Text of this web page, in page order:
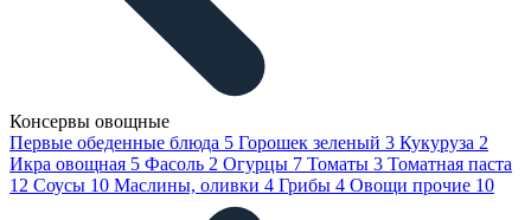
Консервы овощные
Первые обеденные блюда 5 Горошек зеленый 3 Кукуруза 2
Икра овощная 5 Фасоль 2 Огурцы 7 Томаты 3 Томатная паста
12 Соусы 10 Маслины, оливки 4 Грибы 4 Овощи прочие 10